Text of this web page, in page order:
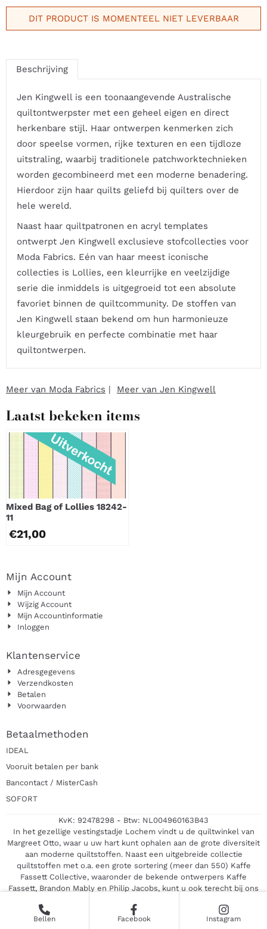
DIT PRODUCT IS MOMENTEEL NIET LEVERBAAR
Beschrijving
Jen Kingwell is een toonaangevende Australische
quiltontwerpster met een geheel eigen en direct
herkenbare stijl. Haar ontwerpen kenmerken zich
door speelse vormen, rijke texturen en een tijdloze
uitstraling, waarbij traditionele patchworktechnieken
worden gecombineerd met een moderne benadering.
Hierdoor zijn haar quilts geliefd bij quilters over de
hele wereld.
Naast haar quiltpatronen en acryl templates
ontwerpt Jen Kingwell exclusieve stofcollecties voor
Moda Fabrics. Eén van haar meest iconische
collecties is Lollies, een kleurrijke en veelzijdige
serie die inmiddels is uitgegroeid tot een absolute
favoriet binnen de quiltcommunity. De stoffen van
Jen Kingwell staan bekend om hun harmonieuze
kleurgebruik en perfecte combinatie met haar
quiltontwerpen.
Meer van Moda Fabrics | Meer van Jen Kingwell
Laatst bekeken items
Mixed Bag of Lollies 18242-
11
€21,00
Mijn Account
Mijn Account
Wijzig Account
Mijn Accountinformatie
Inloggen
Klantenservice
Adresgegevens
Verzendkosten
Betalen
Voorwaarden
Betaalmethoden
IDEAL
Vooruit betalen per bank
Bancontact / MisterCash
SOFORT
KvK: 92478298 - Btw: NL004960163B43
In het gezellige vestingstadje Lochem vindt u de quiltwinkel van
Margreet Otto, waar u uw hart kunt ophalen aan de grote diversiteit
aan moderne quiltstoffen. Naast een uitgebreide collectie
quiltstoffen met o.a. een grote sortering (meer dan 550) Kaffe
Fassett Collective, waaronder de bekende ontwerpers Kaffe
Fassett, Brandon Mably en Philip Jacobs, kunt u ook terecht bij ons
zeker een bezoekje waard.
©2026 | Quiltwinkel Margreet Otto | KvK 92478298
Bellen Facebook Instagram